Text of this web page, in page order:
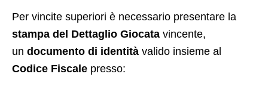
Per vincite superiori è necessario presentare la
stampa del Dettaglio Giocata vincente,
un documento di identità valido insieme al
Codice Fiscale presso: